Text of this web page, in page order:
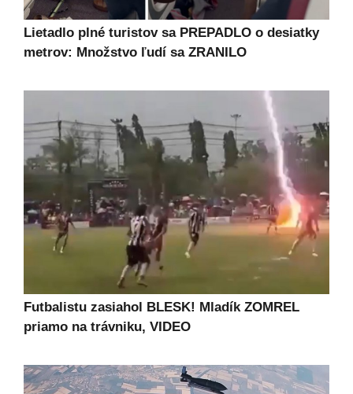
Lietadlo plné turistov sa PREPADLO o desiatky
metrov: Množstvo ľudí sa ZRANILO
Futbalistu zasiahol BLESK! Mladík ZOMREL
priamo na trávniku, VIDEO